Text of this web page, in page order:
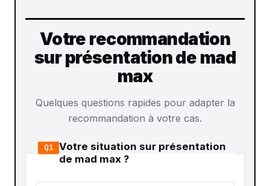
Votre recommandation
sur présentation de mad
max
Quelques questions rapides pour adapter la
recommandation à votre cas.
Q1 Votre situation sur présentation
de mad max ?